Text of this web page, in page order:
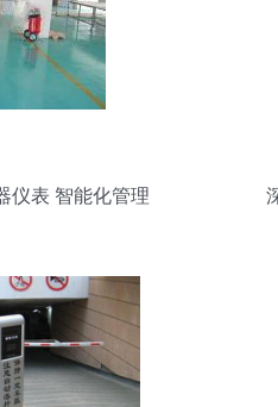
仪表 智能化管理